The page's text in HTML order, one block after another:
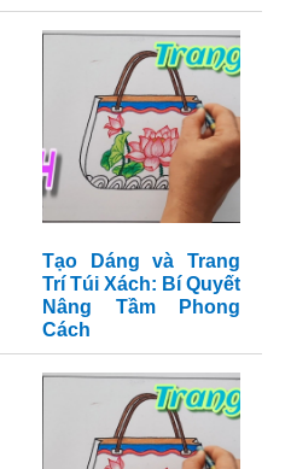
Tạo Dáng và Trang
Trí Túi Xách: Bí Quyết
Nâng Tầm Phong
Cách